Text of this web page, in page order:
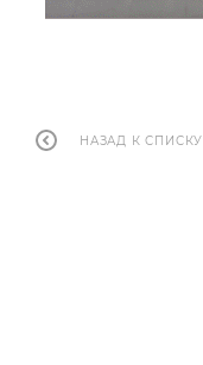
НАЗАД К СПИСКУ